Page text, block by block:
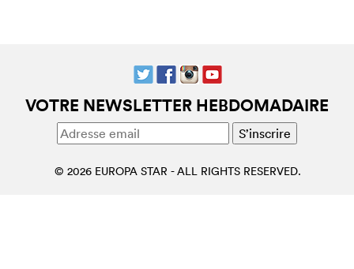
VOTRE NEWSLETTER HEBDOMADAIRE
© 2026 EUROPA STAR - ALL RIGHTS RESERVED.